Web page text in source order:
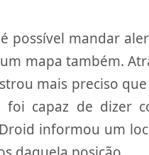
possível mandar
mapa também.
mais preciso
foi capaz de dizer
Droid informou um